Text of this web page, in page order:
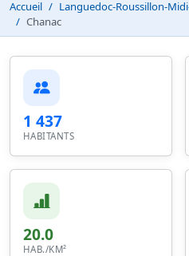
Accueil Languedoc-Roussillon-
Chanac
1 437
HABITANTS
20.0
HAB./KM²